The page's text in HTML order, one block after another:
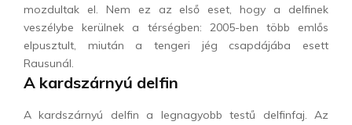
mozdultak el. Nem ez az első eset, hogy a delfinek
veszélybe kerülnek a térségben: 2005-ben több emlős
elpusztult, miután a tengeri jég csapdájába esett
Rausunál.
A kardszárnyú delfin
A kardszárnyú delfin a legnagyobb testű delfinfaj. Az